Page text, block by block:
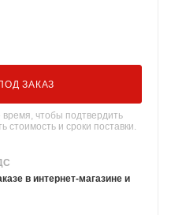
ЗАКАЗ
чтобы подтвердить
стоимость и сроки поставки.
в интернет-магазине и